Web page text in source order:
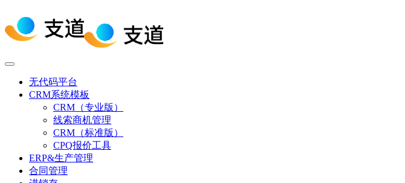
无代码平台
CRM系统模板
CRM（专业版）
线索商机管理
CRM（标准版）
CPQ报价工具
ERP&生产管理
合同管理